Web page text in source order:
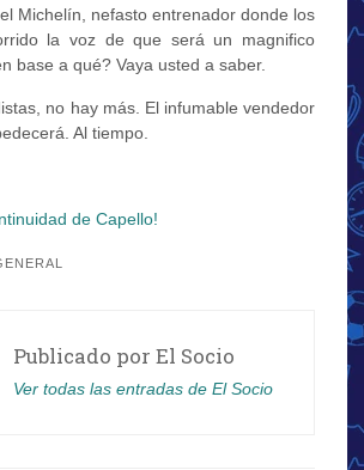
Michelín, nefasto entrenador donde los
la voz de que será un magnifico
base a qué? Vaya usted a saber.
no hay más. El infumable vendedor
Al tiempo.
de Capello!
Publicado por El Socio
Ver todas las entradas de El Socio